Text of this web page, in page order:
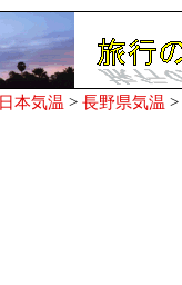
日本気温 > 長野県気温 >